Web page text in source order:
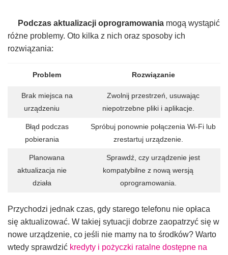
Podczas aktualizacji oprogramowania mogą wystąpić
różne problemy. Oto kilka z nich oraz sposoby ich
rozwiązania:
Problem Rozwiązanie
Brak miejsca na
urządzeniu
Zwolnij przestrzeń, usuwając
niepotrzebne pliki i aplikacje.
Błąd podczas
pobierania
Spróbuj ponownie połączenia Wi-Fi lub
zrestartuj urządzenie.
Planowana
aktualizacja nie
działa
Sprawdź, czy urządzenie jest
kompatybilne z nową wersją
oprogramowania.
Przychodzi jednak czas, gdy starego telefonu nie opłaca
się aktualizować. W takiej sytuacji dobrze zaopatrzyć się w
nowe urządzenie, co jeśli nie mamy na to środków? Warto
wtedy sprawdzić kredyty i pożyczki ratalne dostępne na